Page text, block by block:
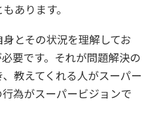
あります。
とその状況を理解してお
要です。それが問題解決の
教えてくれる人がスーパー
為がスーパービジョンで